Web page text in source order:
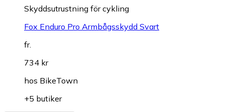
Skyddsutrustning för cykling
Fox Enduro Pro Armbågsskydd Svart
fr.
734 kr
hos BikeTown
+5 butiker